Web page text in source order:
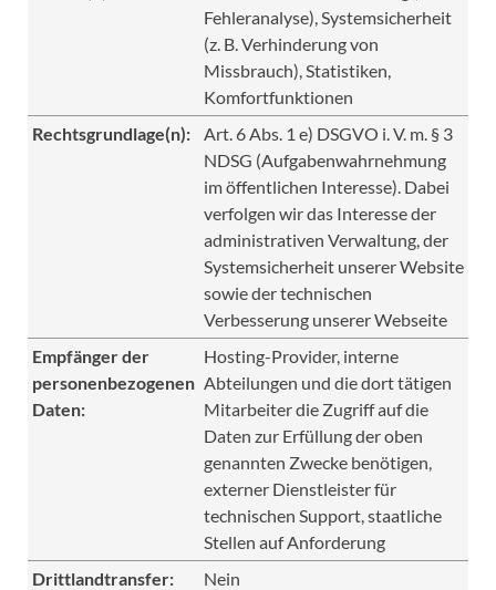
Fehleranalyse), Systemsicherheit
(z. B. Verhinderung von
Missbrauch), Statistiken,
Komfortfunktionen
Rechtsgrundlage(n):
Art. 6 Abs. 1 e) DSGVO i. V. m. § 3
NDSG (Aufgabenwahrnehmung
im öffentlichen Interesse). Dabei
verfolgen wir das Interesse der
administrativen Verwaltung, der
Systemsicherheit unserer Website
sowie der technischen
Verbesserung unserer Webseite
Empfänger der
personenbezogenen
Daten:
Hosting-Provider, interne
Abteilungen und die dort tätigen
Mitarbeiter die Zugriff auf die
Daten zur Erfüllung der oben
genannten Zwecke benötigen,
externer Dienstleister für
technischen Support, staatliche
Stellen auf Anforderung
Drittlandtransfer:
Nein